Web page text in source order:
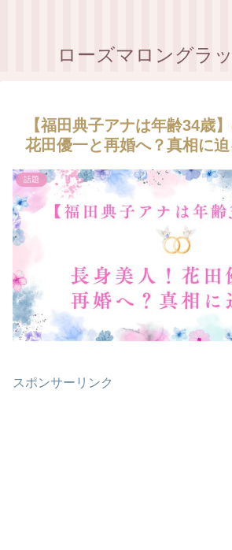
ローズマロングラ
【福田典子アナは年齢34歳
花田優一と再婚へ？真相に迫
話題
スポンサーリンク